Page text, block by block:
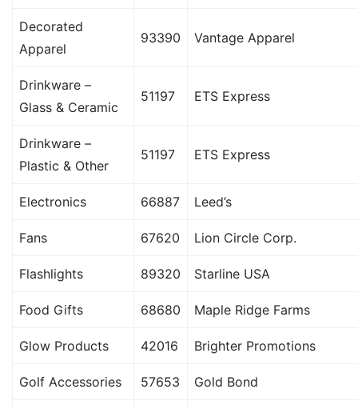
Decorated
Apparel
93390 Vantage Apparel
Drinkware –
Glass & Ceramic
51197 ETS Express
Drinkware –
Plastic & Other
51197 ETS Express
Electronics 66887 Leed’s
Fans 67620 Lion Circle Corp.
Flashlights 89320 Starline USA
Food Gifts 68680 Maple Ridge Farms
Glow Products 42016 Brighter Promotions
Golf Accessories 57653 Gold Bond